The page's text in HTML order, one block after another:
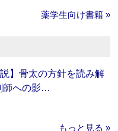
薬学生向け書籍 »
】骨太の方針を読み解
師への影…
もっと見る »